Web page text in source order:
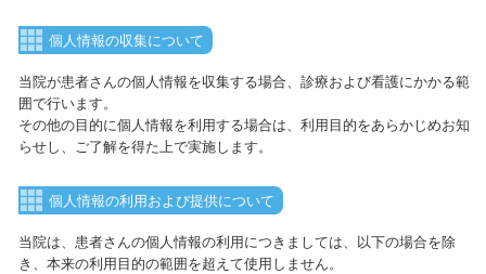
個人情報の収集について
当院が患者さんの個人情報を収集する場合、診療および看護にかかる範
囲で行います。
その他の目的に個人情報を利用する場合は、利用目的をあらかじめお知
らせし、ご了解を得た上で実施します。
個人情報の利用および提供について
当院は、患者さんの個人情報の利用につきましては、以下の場合を除
き、本来の利用目的の範囲を超えて使用しません。